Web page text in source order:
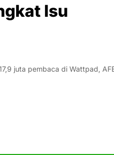
Isu
juta pembaca di Wattpad,